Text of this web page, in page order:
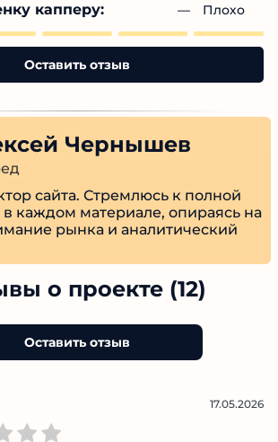
капперу: — Плохо
Оставить отзыв
Чернышев
сайта. Стремлюсь к полной
в каждом материале, опираясь на
рынка и аналитический
о проекте (12)
Оставить отзыв
17.05.2026